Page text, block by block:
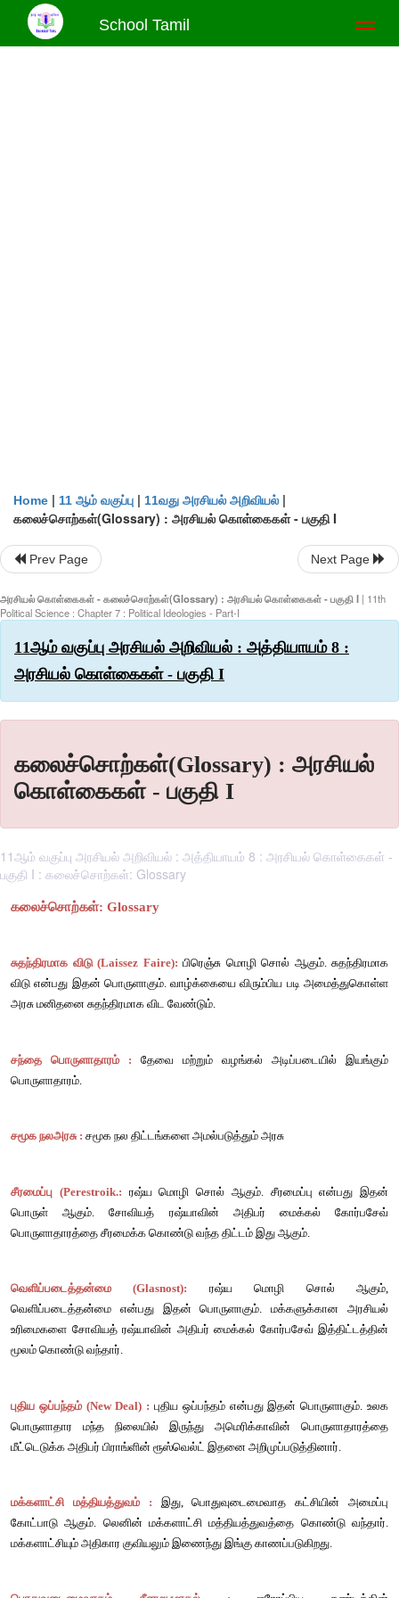
School Tamil
Home | 11 ஆம் வகுப்பு | 11வது அரசியல் அறிவியல் |
கலைச்சொற்கள்(Glossary) : அரசியல் கொள்கைகள் - பகுதி I
Prev Page Next Page
அரசியல் கொள்கைகள் - கலைச்சொற்கள்(Glossary) : அரசியல் கொள்கைகள் - பகுதி I | 11th
Political Science : Chapter 7 : Political Ideologies - Part-I
11ஆம் வகுப்பு அரசியல் அறிவியல் : அத்தியாயம் 8 :
அரசியல் கொள்கைகள் - பகுதி I
கலைச்சொற்கள்(Glossary) : அரசியல்
கொள்கைகள் - பகுதி I
11ஆம் வகுப்பு அரசியல் அறிவியல் : அத்தியாயம் 8 : அரசியல் கொள்கைகள் -
பகுதி I : கலைச்சொற்கள்: Glossary
கலைச்சொற்கள்: Glossary
சுதந்திரமாக (Laissez Faire): பிரெஞ்சு மொழி சொல்
விடு என்பது இதன் பொருளாகும். வாழ்க்கையை விரும்பிய
சந்தை பொருளாதாரம் : தேவை மற்றும் வழங்கல்
பொருளாதாரம்.
சமூக நலஅரசு சமூக நல திட்டங்களை அமல்படுத்தும்
பொருள்
ஆகும் . சோவியத் ரஷ்யாவின் அதிபர்
பொருளாதாரத்தை சீரமைக்க கொண்டு வந்த திட்டம் இது